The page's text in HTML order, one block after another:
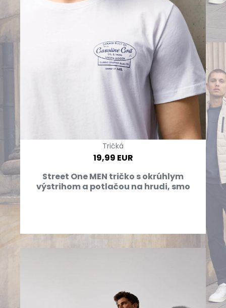
Tričká
19,99 EUR
Street One MEN tričko s okrúhlym
výstrihom a potlačou na hrudi, smo